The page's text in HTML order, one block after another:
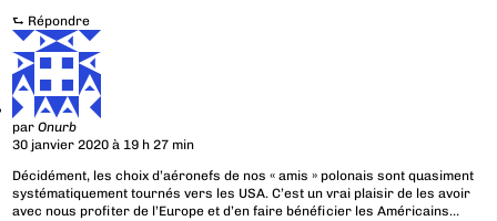
⮑ Répondre
parOnurb
30 janvier 2020 à 19 h 27 min
Décidément, les choix d’aéronefs de nos « amis » polonais sont quasiment
systématiquement tournés vers les USA. C’est un vrai plaisir de les avoir
avec nous profiter de l’Europe et d’en faire bénéficier les Américains…